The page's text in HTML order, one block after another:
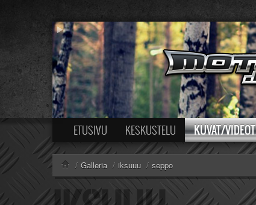
ETUSIVU KESKUSTELU KUVAT/VIDEOT
/ Galleria / iksuuu / seppo